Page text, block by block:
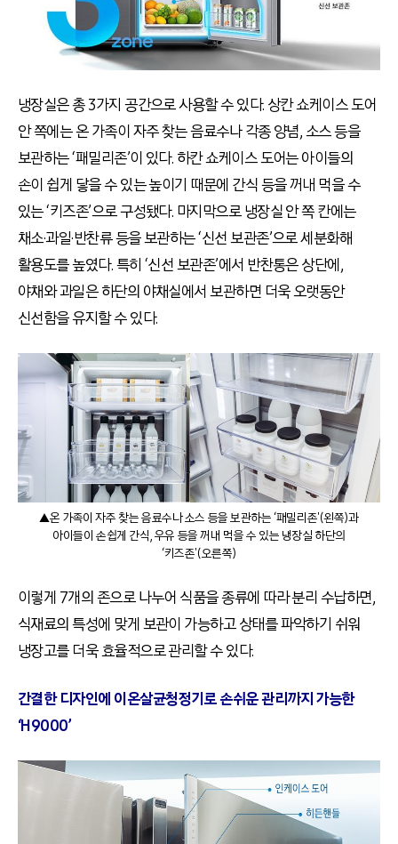
냉장실은 총 3가지 공간으로 사용할 수 있다. 상칸 쇼케이스 도어
안 쪽에는 온 가족이 자주 찾는 음료수나 각종 양념, 소스 등을
보관하는 ‘패밀리존’이 있다. 하칸 쇼케이스 도어는 아이들의
손이 쉽게 닿을 수 있는 높이기 때문에 간식 등을 꺼내 먹을 수
있는 ‘키즈존’으로 구성됐다. 마지막으로 냉장실 안 쪽 칸에는
채소·과일·반찬류 등을 보관하는 ‘신선 보관존’으로 세분화해
활용도를 높였다. 특히 ‘신선 보관존’에서 반찬통은 상단에,
야채와 과일은 하단의 야채실에서 보관하면 더욱 오랫동안
신선함을 유지할 수 있다.
▲온 가족이 자주 찾는 음료수나 소스 등을 보관하는 ‘패밀리존'(왼쪽)과
아이들이 손쉽게 간식, 우유 등을 꺼내 먹을 수 있는 냉장실 하단의
‘키즈존'(오른쪽)
이렇게 7개의 존으로 나누어 식품을 종류에 따라 분리 수납하면,
식재료의 특성에 맞게 보관이 가능하고 상태를 파악하기 쉬워
냉장고를 더욱 효율적으로 관리할 수 있다.
간결한 디자인에 이온살균청정기로 손쉬운 관리까지 가능한
‘H9000’